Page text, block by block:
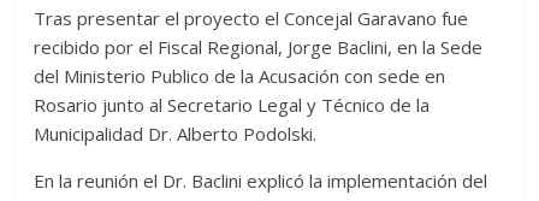
Tras presentar el proyecto el Concejal Garavano fue
recibido por el Fiscal Regional, Jorge Baclini, en la Sede
del Ministerio Publico de la Acusación con sede en
Rosario junto al Secretario Legal y Técnico de la
Municipalidad Dr. Alberto Podolski.
En la reunión el Dr. Baclini explicó la implementación del